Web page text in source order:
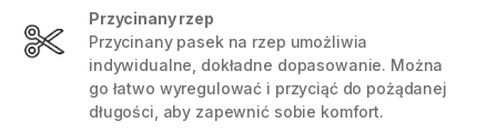
Przycinany rzep
Przycinany pasek na rzep umożliwia
indywidualne, dokładne dopasowanie. Można
go łatwo wyregulować i przyciąć do pożądanej
długości, aby zapewnić sobie komfort.